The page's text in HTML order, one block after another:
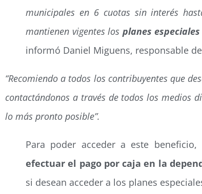
municipales en 6 cuotas sin interés
mantienen vigentes los planes
informó Daniel Miguens, responsable
“Recomiendo a todos los contribuyentes que
contactándonos a través de todos los medios
lo más pronto posible”.
Para poder acceder a este
efectuar el pago por caja en la
si desean acceder a los planes